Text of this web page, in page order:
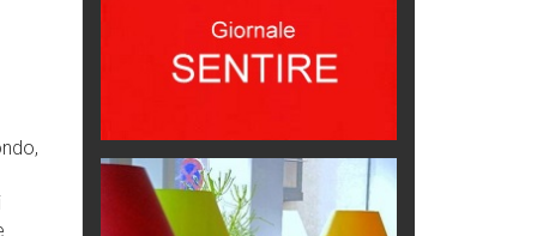
Teodorico, sovrano illuminato
1500 anni dalla morte
Trend
Trentodoc Festival, bollicine di
montagna